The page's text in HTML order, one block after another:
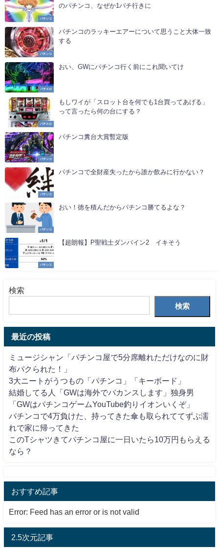
パチンコ
のパチンコ、なぜか1パチ行きに
パチンコ
パチンコのラッキーエアーについて思うこと大体一致
する
パチスロ
おい、GWにパチンコ行く前にこれ聞いてけ
パチスロ
もしワイが「スロット台を何でも1台買ってあげる」
って言ったら何の台にする？
パチンコ
パチンコ糞台大賞暫定版
パチンコ
パチンコで全財産失ったから誰か飲みに行かない？
パチンコ
おい！徳を積んだからパチンコ勝てるよな？
パチンコ
【超朗報】P聖戦士ダンバイン2 イキそう
検索
検索
最近の投稿
ミュージシャン「パチンコ屋で5分席離れただけなのに財
布パクられた！」
3大ニートがうつもの「パチンコ」「キーボード」
結婚してる人「GWは海外でバカンスします」独身男
「GWはパチンコゲームYouTube釣りイオンいくぞ」
パチンコで4万負けた、持ってきた傘も取られててずぶ濡
れで家に帰ってきた
このTシャツきてパチンコ屋に一日いたら10万円もらえる
なら？
おすすめ記事
Error: Feed has an error or is not valid
2.5次元記事